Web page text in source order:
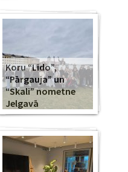
Koru “Lido”,
“Pārgauja” un
“Skali” nometne
Jelgavā